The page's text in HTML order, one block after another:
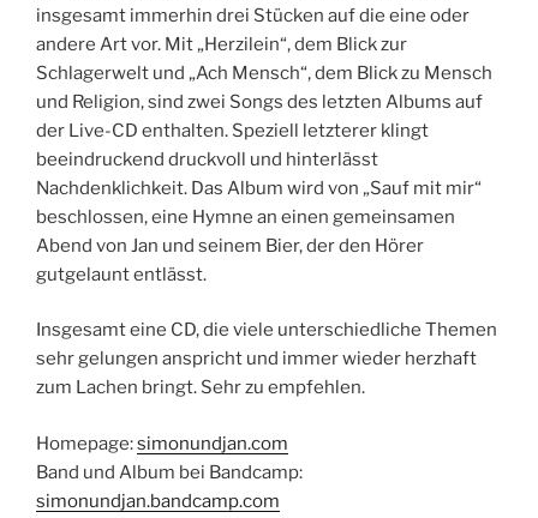
insgesamt immerhin drei Stücken auf die eine oder
andere Art vor. Mit „Herzilein“, dem Blick zur
Schlagerwelt und „Ach Mensch“, dem Blick zu Mensch
und Religion, sind zwei Songs des letzten Albums auf
der Live-CD enthalten. Speziell letzterer klingt
beeindruckend druckvoll und hinterlässt
Nachdenklichkeit. Das Album wird von „Sauf mit mir“
beschlossen, eine Hymne an einen gemeinsamen
Abend von Jan und seinem Bier, der den Hörer
gutgelaunt entlässt.
Insgesamt eine CD, die viele unterschiedliche Themen
sehr gelungen anspricht und immer wieder herzhaft
zum Lachen bringt. Sehr zu empfehlen.
Homepage:simonundjan.com
Band und Album bei Bandcamp:
simonundjan.bandcamp.com